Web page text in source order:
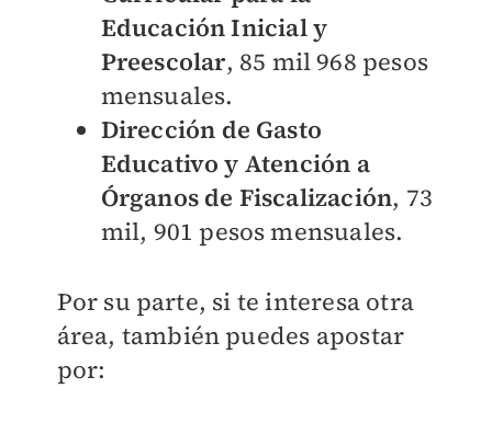
Educación Inicial y
Preescolar, 85 mil 968 pesos
mensuales.
Dirección de Gasto
Educativo y Atención a
Órganos de Fiscalización, 73
mil, 901 pesos mensuales.
Por su parte, si te interesa otra
área, también puedes apostar
por: